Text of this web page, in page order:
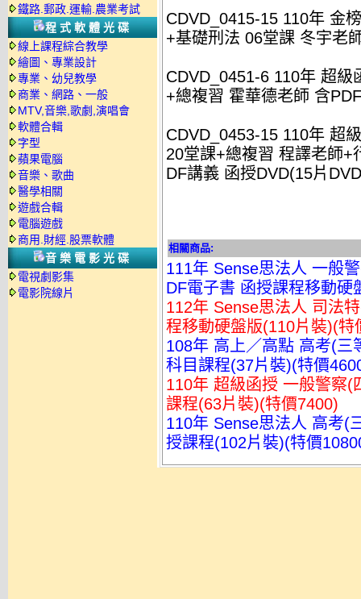
鐵路.郵政.運輸.農業考試
程式軟體光碟
線上課程綜合教學
繪圖、專業設計
專業、幼兒教學
商業、網路、一般
MTV,音樂,歌劇,演唱會
軟體合輯
字型
蘋果電腦
音樂、歌曲
醫學相關
遊戲合輯
電腦遊戲
商用.財經.股票軟體
音樂電影光碟
電視劇影集
電影院線片
CDVD_0415-15 110年 金
+基礎刑法 06堂課 冬宇老
CDVD_0451-6 110年 超
+總複習 霍華德老師 含
CDVD_0453-15 110年 超
20堂課+總複習 程譯老師+
DF講義 函授DVD(15片
相關商品:
111年 Sense思法人 一般
DF電子書 函授課程移動硬
112年 Sense思法人 司法
程移動硬盤版(110片裝)(特
108年 高上／高點 高考(三
科目課程(37片裝)(特價
110年 超級函授 一般警察(
課程(63片裝)(特價7400)
110年 Sense思法人 高考(
授課程(102片裝)(特價